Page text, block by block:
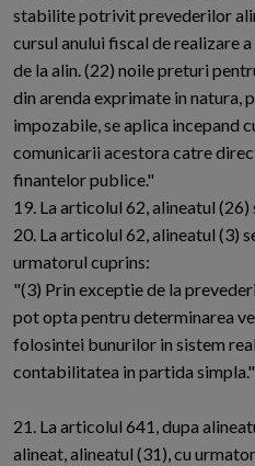
stabilite potrivit prevederilor
cursul anului fiscal de realizare
de la alin. (22) noile preturi
din arenda exprimate in natura,
impozabile, se aplica incepand
comunicarii acestora catre
finantelor publice."
19. La articolul 62, alineatul (26)
20. La articolul 62, alineatul (3)
urmatorul cuprins:
"(3) Prin exceptie de la
pot opta pentru determinarea
folosintei bunurilor in sistem
contabilitatea in partida simpla."
21. La articolul 641, dupa
alineat, alineatul (31), cu